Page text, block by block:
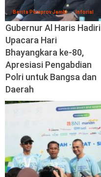
Berita Pemprov Jambi Inforial
Gubernur Al Haris Hadiri
Upacara Hari
Bhayangkara ke-80,
Apresiasi Pengabdian
Polri untuk Bangsa dan
Daerah